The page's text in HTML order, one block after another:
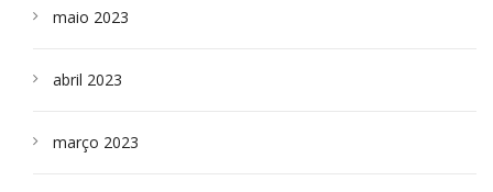
maio 2023
abril 2023
março 2023